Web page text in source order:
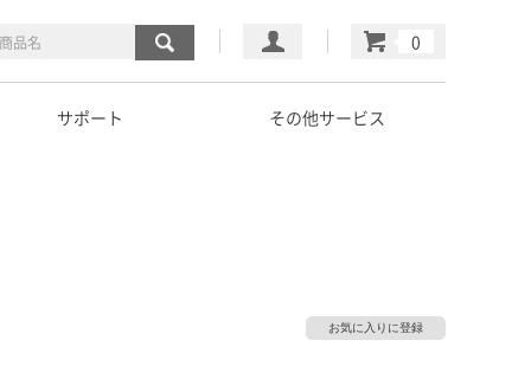
マイページ
カート
サポート その他サービス
お気に入りに登録